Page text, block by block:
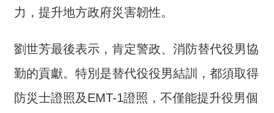
料
放
告
保
力，提升地方政府災害韌性。
劉世芳最後表示，肯定警政、消防替代役男協
勤的貢獻。特別是替代役役男結訓，都須取得
防災士證照及EMT-1證照，不僅能提升役男個